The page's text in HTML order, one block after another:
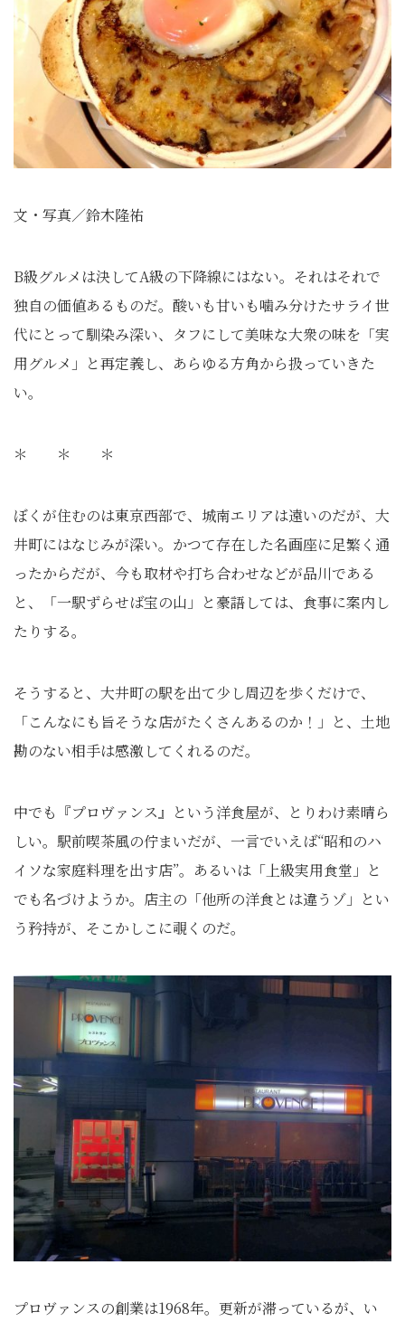
文・写真／鈴木隆祐
B級グルメは決してA級の下降線にはない。それはそれで
独自の価値あるものだ。酸いも甘いも噛み分けたサライ世
代にとって馴染み深い、タフにして美味な大衆の味を「実
用グルメ」と再定義し、あらゆる方角から扱っていきた
い。
＊ ＊ ＊
ぼくが住むのは東京西部で、城南エリアは遠いのだが、大
井町にはなじみが深い。かつて存在した名画座に足繁く通
ったからだが、今も取材や打ち合わせなどが品川である
と、「一駅ずらせば宝の山」と豪語しては、食事に案内し
たりする。
そうすると、大井町の駅を出て少し周辺を歩くだけで、
「こんなにも旨そうな店がたくさんあるのか！」と、土地
勘のない相手は感激してくれるのだ。
中でも『プロヴァンス』という洋食屋が、とりわけ素晴ら
しい。駅前喫茶風の佇まいだが、一言でいえば“昭和のハ
イソな家庭料理を出す店”。あるいは「上級実用食堂」と
でも名づけようか。店主の「他所の洋食とは違うゾ」とい
う矜持が、そこかしこに覗くのだ。
プロヴァンスの創業は1968年。更新が滞っているが、い